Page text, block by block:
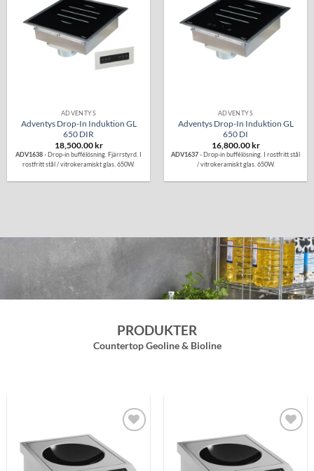
Lägg till i
önskelistan
ADVENTYS
Adventys Drop-In Induktion GL
650 DIR
18,500.00 kr
ADV1638- Drop-in buffélösning. Fjärrstyrd. I
rostfritt stål / vitrokeramiskt glas. 650W.
Lägg till i
önskelistan
ADVENTYS
Adventys Drop-In Induktion GL
650 DI
16,800.00 kr
ADV1637- Drop-in buffélösning. I rostfritt stål
/ vitrokeramiskt glas. 650W.
PRODUKTER
Countertop Geoline & Bioline
önskelistan
önskelistan